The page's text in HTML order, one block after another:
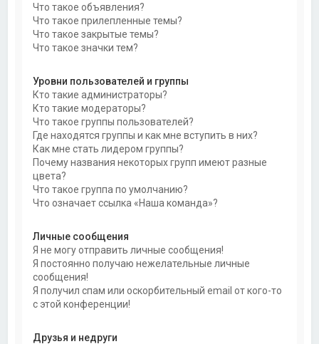
Что такое объявления?
Что такое прилепленные темы?
Что такое закрытые темы?
Что такое значки тем?
Уровни пользователей и группы
Кто такие администраторы?
Кто такие модераторы?
Что такое группы пользователей?
Где находятся группы и как мне вступить в них?
Как мне стать лидером группы?
Почему названия некоторых групп имеют разные
цвета?
Что такое группа по умолчанию?
Что означает ссылка «Наша команда»?
Личные сообщения
Я не могу отправить личные сообщения!
Я постоянно получаю нежелательные личные
сообщения!
Я получил спам или оскорбительный email от кого-то
с этой конференции!
Друзья и недруги